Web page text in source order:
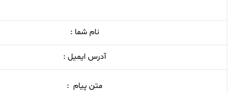
نام شما :
آدرس ایمیل :
متن پیام :